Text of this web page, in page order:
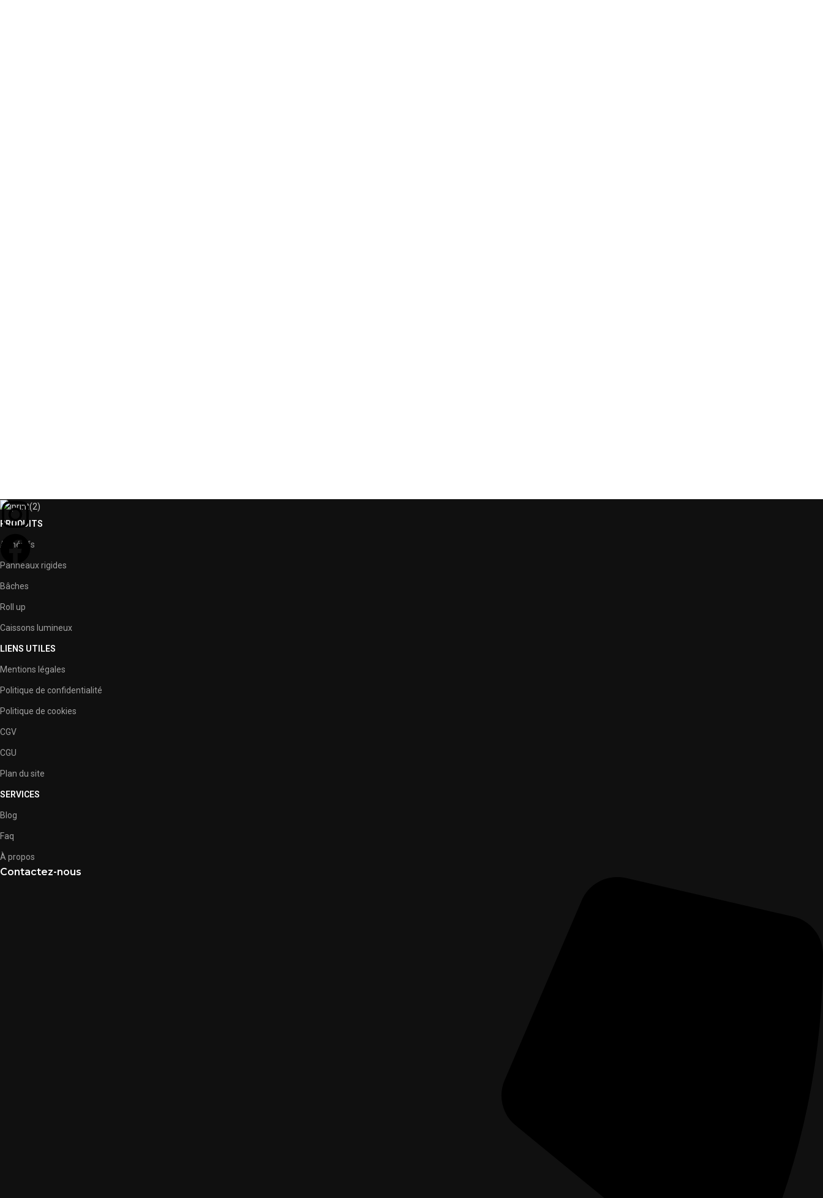
PRODUITS
Adhésifs
Panneaux rigides
Bâches
Roll up
Caissons lumineux
LIENS UTILES
Mentions légales
Politique de confidentialité
Politique de cookies
CGV
CGU
Plan du site
SERVICES
Blog
Faq
À propos
Contactez-nous